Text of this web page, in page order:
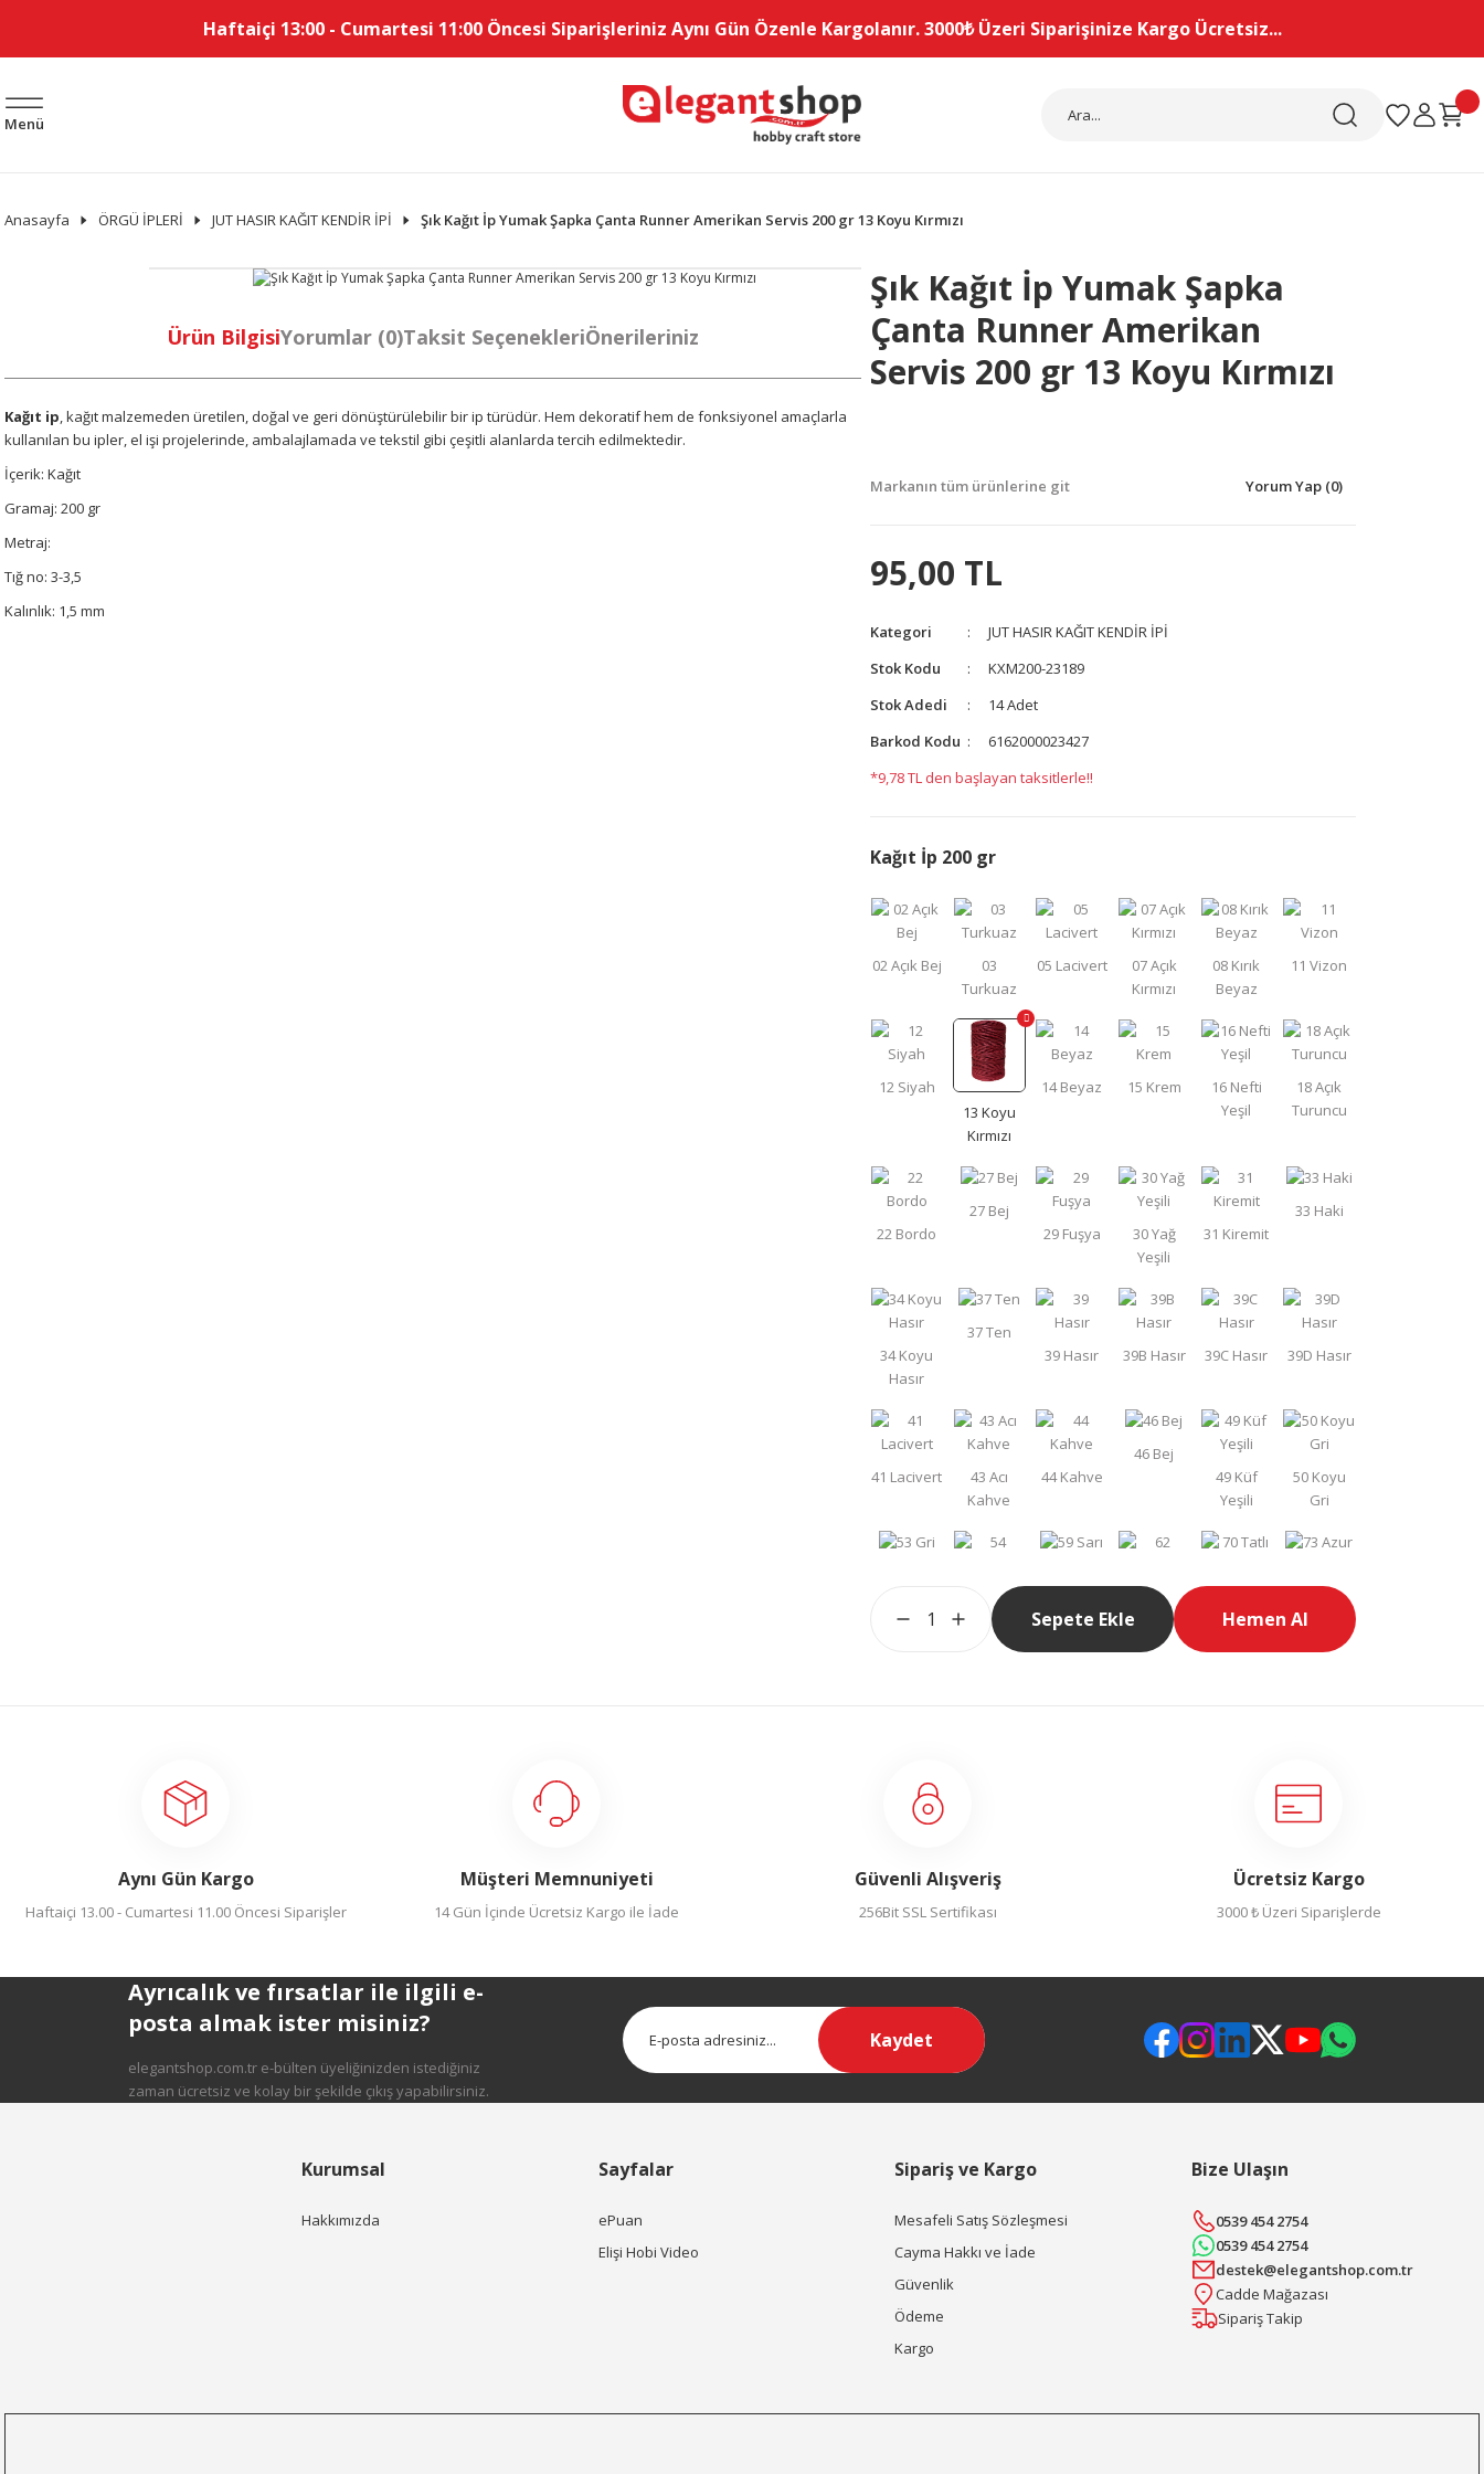
Haftaiçi 13:00 - Cumartesi 11:00 Öncesi Siparişleriniz Aynı Gün Özenle Kargolanır. 3000₺ Üzeri Siparişinize Kargo Ücretsiz...
Menü
Anasayfa ÖRGÜ İPLERİ JUT HASIR KAĞIT KENDİR İPİ Şık Kağıt İp Yumak Şapka Çanta Runner Amerikan Servis 200 gr 13 Koyu Kırmızı
Ürün BilgisiYorumlar (0)Taksit SeçenekleriÖnerileriniz
Kağıt ip, kağıt malzemeden üretilen, doğal ve geri dönüştürülebilir bir ip türüdür. Hem dekoratif hem de fonksiyonel amaçlarla
kullanılan bu ipler, el işi projelerinde, ambalajlamada ve tekstil gibi çeşitli alanlarda tercih edilmektedir.
İçerik: Kağıt
Gramaj: 200 gr
Metraj:
Tığ no: 3-3,5
Kalınlık: 1,5 mm
Şık Kağıt İp Yumak Şapka
Çanta Runner Amerikan
Servis 200 gr 13 Koyu Kırmızı
Markanın tüm ürünlerine git Yorum Yap (0)
95,00 TL
Kategori
JUT HASIR KAĞIT KENDİR İPİ
Stok Kodu
KXM200-23189
Stok Adedi
14 Adet
Barkod Kodu
6162000023427
*9,78 TL den başlayan taksitlerle!!
Kağıt İp 200 gr
Sepete Ekle Hemen Al
Aynı Gün Kargo
Haftaiçi 13.00 - Cumartesi 11.00 Öncesi Siparişler
Müşteri Memnuniyeti
14 Gün İçinde Ücretsiz Kargo ile İade
Güvenli Alışveriş
256Bit SSL Sertifikası
Ücretsiz Kargo
3000 ₺ Üzeri Siparişlerde
Ayrıcalık ve fırsatlar ile ilgili e-
posta almak ister misiniz?
elegantshop.com.tr e-bülten üyeliğinizden istediğiniz
zaman ücretsiz ve kolay bir şekilde çıkış yapabilirsiniz.
Kaydet
Kurumsal
Hakkımızda
Sayfalar
ePuan
Elişi Hobi Video
Sipariş ve Kargo
Mesafeli Satış Sözleşmesi
Cayma Hakkı ve İade
Güvenlik
Ödeme
Kargo
Bize Ulaşın
0539 454 2754
0539 454 2754
destek@elegantshop.com.tr
Cadde Mağazası
Sipariş Takip